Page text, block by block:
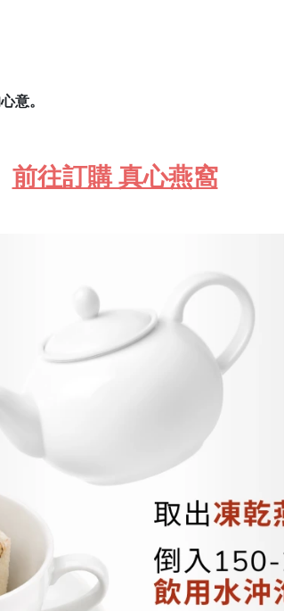
意。
前往訂購 真心燕窩